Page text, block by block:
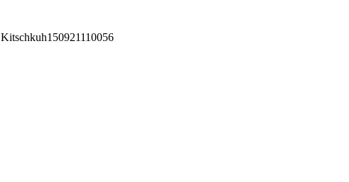
Kitschkuh150921110056